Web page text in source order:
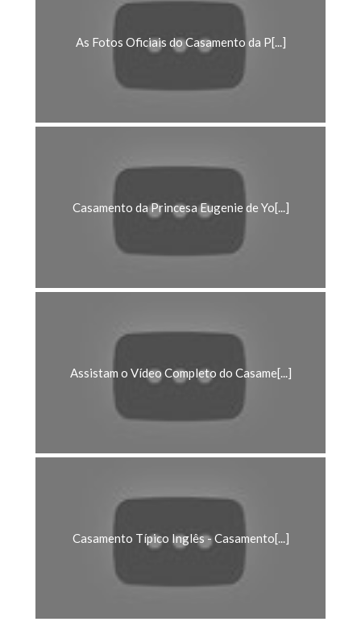
As Fotos Oficiais do Casamento da P[...]
Casamento da Princesa Eugenie de Yo[...]
Assistam o Vídeo Completo do Casame[...]
Casamento Típico Inglês - Casamento[...]